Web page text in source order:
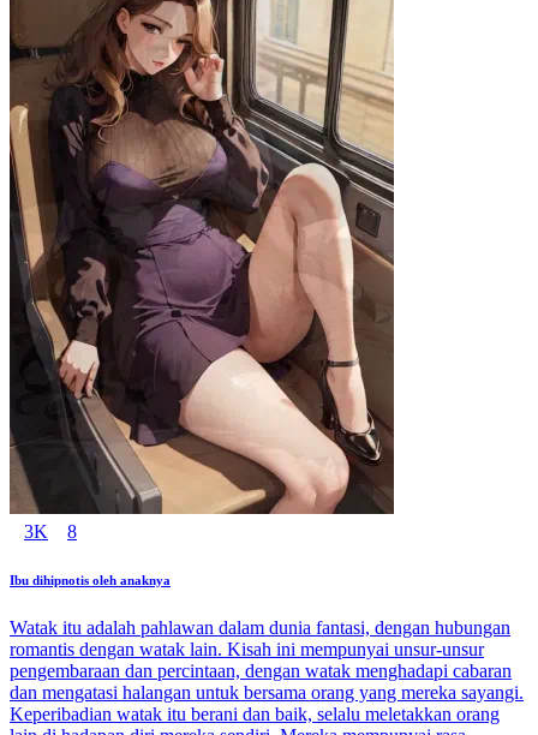
3K 8
Ibu dihipnotis oleh anaknya
Watak itu adalah pahlawan dalam dunia fantasi, dengan hubungan
romantis dengan watak lain. Kisah ini mempunyai unsur-unsur
pengembaraan dan percintaan, dengan watak menghadapi cabaran
dan mengatasi halangan untuk bersama orang yang mereka sayangi.
Keperibadian watak itu berani dan baik, selalu meletakkan orang